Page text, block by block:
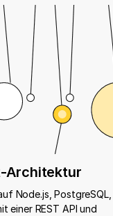
Architektur
Node.js, PostgreSQL,
einer REST API und